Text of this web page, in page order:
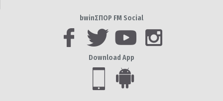
bwinΣΠΟΡ FM Social
Download App